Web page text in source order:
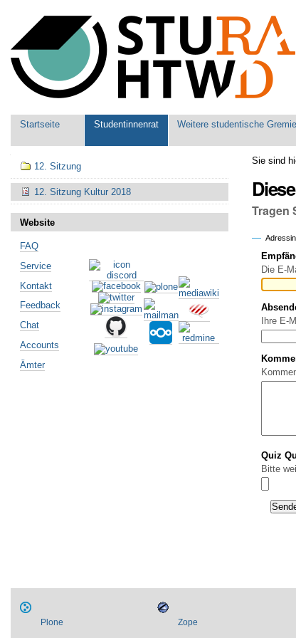
Werkzeuge
Sektionen
Startseite Studentinnenrat Weitere studentische
Sie sind
Tragen
Die E-
Ihre E-
Quiz
Bitte
Navigation
12. Sitzung
12. Sitzung Kultur 2018
Website
FAQ
Service
Kontakt
Feedback
Chat
Accounts
Ämter
Plone Zope